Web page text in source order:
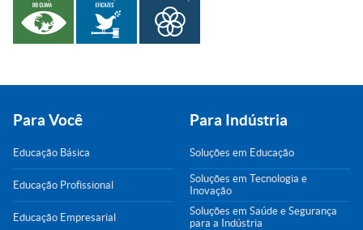
Para Você
Educação Básica
Educação Profissional
Educação Empresarial
Para Indústria
Soluções em Educação
Soluções em Tecnologia e
Inovação
Soluções em Saúde e Segurança
para a Indústria